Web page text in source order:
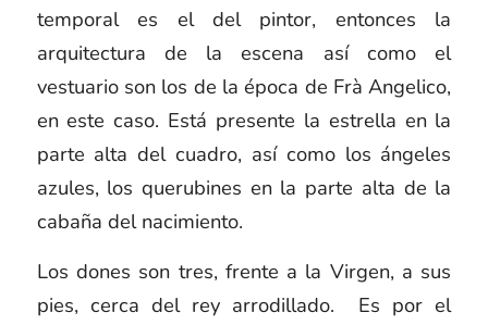
temporal es el del pintor, entonces la
arquitectura de la escena así como el
vestuario son los de la época de Frà Angelico,
en este caso. Está presente la estrella en la
parte alta del cuadro, así como los ángeles
azules, los querubines en la parte alta de la
cabaña del nacimiento.
Los dones son tres, frente a la Virgen, a sus
pies, cerca del rey arrodillado. Es por el